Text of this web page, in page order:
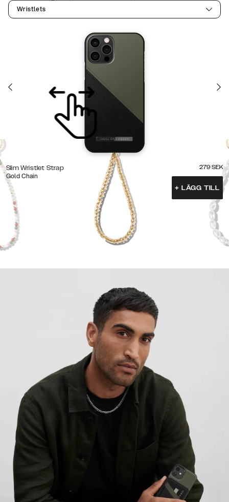
Wristlets
Slim Wristlet Strap
Gold Chain
279 SEK
+ LÄGG TILL